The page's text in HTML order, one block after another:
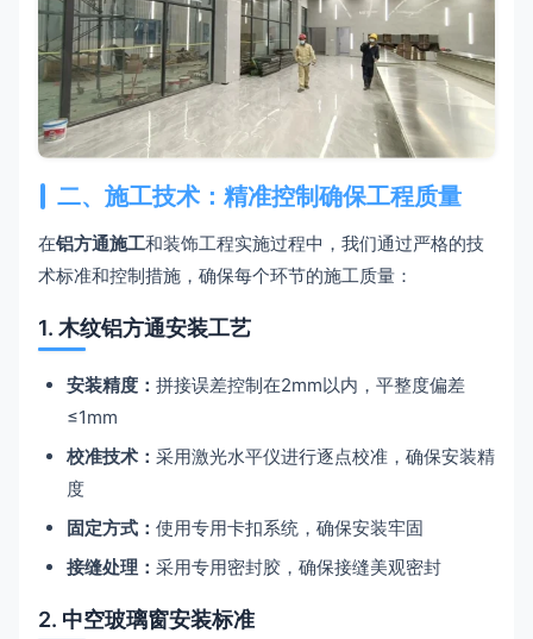
二、施工技术：精准控制确保工程质量
在铝方通施工和装饰工程实施过程中，我们通过严格的技
术标准和控制措施，确保每个环节的施工质量：
1. 木纹铝方通安装工艺
安装精度： 拼接误差控制在2mm以内，平整度偏差
≤1mm
校准技术： 采用激光水平仪进行逐点校准，确保安装精
度
固定方式： 使用专用卡扣系统，确保安装牢固
接缝处理： 采用专用密封胶，确保接缝美观密封
2. 中空玻璃窗安装标准